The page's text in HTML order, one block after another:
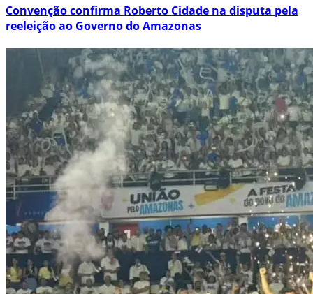
Convenção confirma Roberto Cidade na disputa pela
reeleição ao Governo do Amazonas